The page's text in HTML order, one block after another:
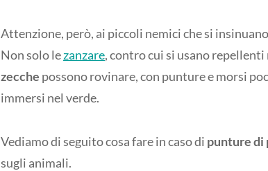
Attenzione, però, ai piccoli nemici che si
Non solo lezanzare, contro cui si usano
zecche possono rovinare, con punture e morsi
immersi nel verde.
Vediamo di seguito cosa fare in caso di punture di
sugli animali.